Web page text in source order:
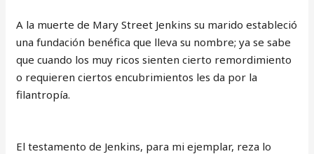
A la muerte de Mary Street Jenkins su marido estableció
una fundación benéfica que lleva su nombre; ya se sabe
que cuando los muy ricos sienten cierto remordimiento
o requieren ciertos encubrimientos les da por la
filantropía.
El testamento de Jenkins, para mi ejemplar, reza lo